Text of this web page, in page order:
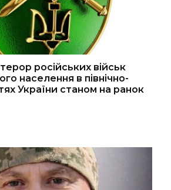
російських військ
населення в північно-
України станом на ранок